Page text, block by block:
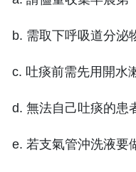
b. 需取下呼吸道分泌
c. 吐痰前需先用開水
d. 無法自己吐痰的患
e. 若支氣管沖洗液要